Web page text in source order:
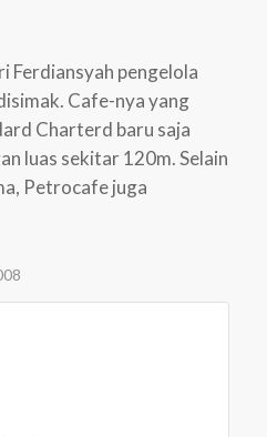
Ferdiansyah pengelola
Cafe-nya yang
Charterd baru saja
luas sekitar 120m. Selain
Petrocafe juga